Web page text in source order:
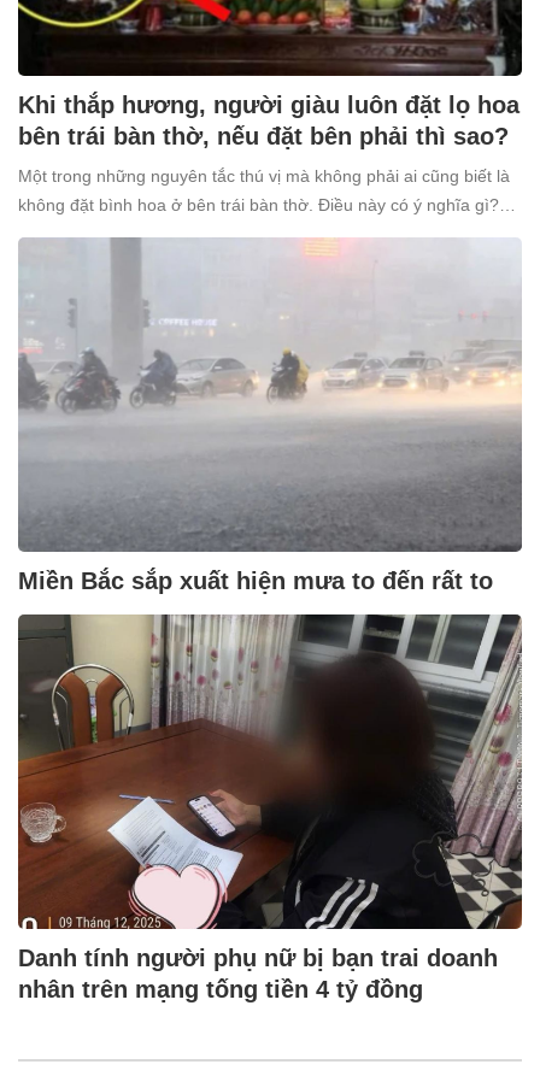
Khi thắp hương, người giàu luôn đặt lọ hoa
bên trái bàn thờ, nếu đặt bên phải thì sao?
Một trong những nguyên tắc thú vị mà không phải ai cũng biết là
không đặt bình hoa ở bên trái bàn thờ. Điều này có ý nghĩa gì?
Tại sao nhiều người giàu lại kiêng kỵ điều này?
Miền Bắc sắp xuất hiện mưa to đến rất to
Danh tính người phụ nữ bị bạn trai doanh
nhân trên mạng tống tiền 4 tỷ đồng